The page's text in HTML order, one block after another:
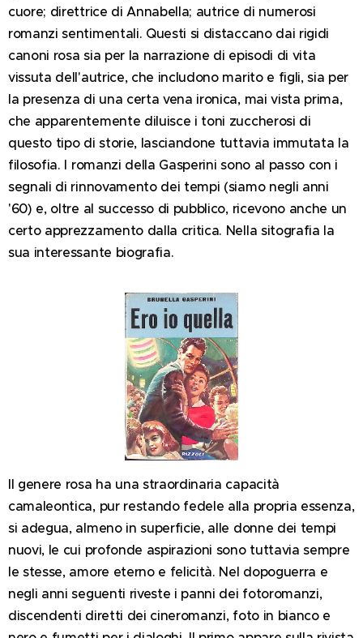
cuore; direttrice di Annabella; autrice di numerosi
romanzi sentimentali. Questi si distaccano dai rigidi
canoni rosa sia per la narrazione di episodi di vita
vissuta dell'autrice, che includono marito e figli, sia per
la presenza di una certa vena ironica, mai vista prima,
che apparentemente diluisce i toni zuccherosi di
questo tipo di storie, lasciandone tuttavia immutata la
filosofia. I romanzi della Gasperini sono al passo con i
segnali di rinnovamento dei tempi (siamo negli anni
'60) e, oltre al successo di pubblico, ricevono anche un
certo apprezzamento dalla critica. Nella sitografia la
sua interessante biografia.
Il genere rosa ha una straordinaria capacità
camaleontica, pur restando fedele alla propria essenza,
si adegua, almeno in superficie, alle donne dei tempi
nuovi, le cui profonde aspirazioni sono tuttavia sempre
le stesse, amore eterno e felicità. Nel dopoguerra e
negli anni seguenti riveste i panni dei fotoromanzi,
discendenti diretti dei cineromanzi, foto in bianco e